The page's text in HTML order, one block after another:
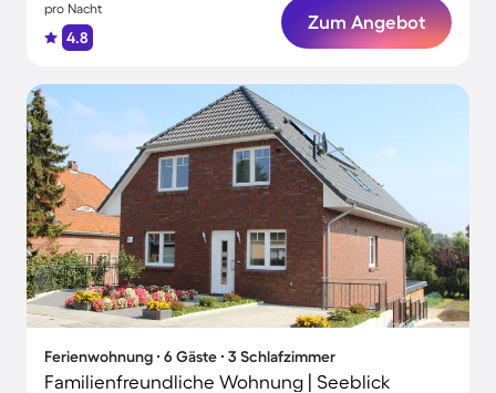
pro Nacht
4.8
Zum Angebot
Ferienwohnung ∙ 6 Gäste ∙ 3 Schlafzimmer
Familienfreundliche Wohnung | Seeblick